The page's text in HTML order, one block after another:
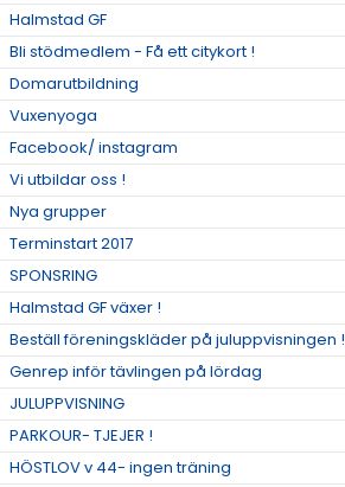
Halmstad GF
Bli stödmedlem - Få ett citykort !
Domarutbildning
Vuxenyoga
Facebook/ instagram
Vi utbildar oss !
Nya grupper
Terminstart 2017
SPONSRING
Halmstad GF växer !
Beställ föreningskläder på juluppvisningen !
Genrep inför tävlingen på lördag
JULUPPVISNING
PARKOUR- TJEJER !
HÖSTLOV v 44- ingen träning